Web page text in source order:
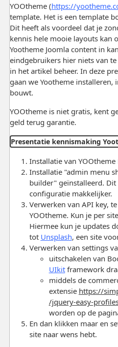
YOOtheme (https://
template. Het is een template
Dit heeft als voordeel dat je
kennis hele mooie layouts kan
Yootheme Joomla content in
eindgebruikers hier niets van
in het artikel beheer. In deze
gaan we Yootheme installeren,
bouwt.
YOOtheme is niet gratis, kent
geld terug garantie.
Presentatie kennismaking
Installatie van YOOtheme
Installatie "admin menu
builder" geïnstalleerd.
configuratie makkelijker.
Verwerken van API key,
YOOtheme. Kun je per
Hiermee kun je updates
tot Unsplash, een site
Verwerken van settings
uitschakelen van
UIkitframework
middels de
extensie https://
/jquery-easy-
worden op de
En dan klikken maar en
site naar wens hebt.